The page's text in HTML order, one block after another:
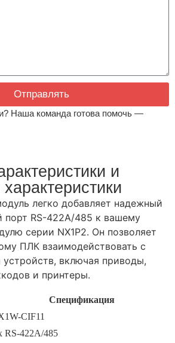
Отправлять
Наша команда готова помочь —
и
легко добавляет надежный
порт RS-422A/485 к вашему
серии NX1P2. Он позволяет
ПЛК взаимодействовать с
включая приводы,
и принтеры.
Спецификация
CIF11
RS-422A/485